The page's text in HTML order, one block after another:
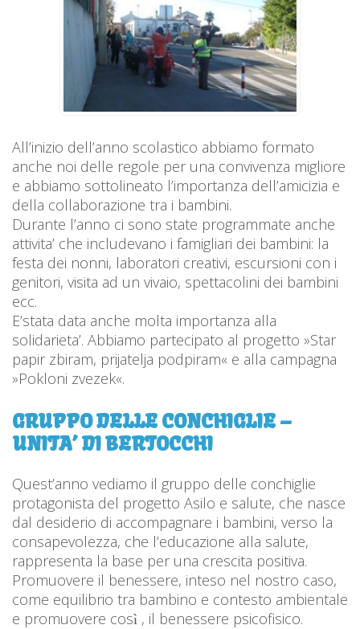
All’inizio dell’anno scolastico abbiamo formato
anche noi delle regole per una convivenza migliore
e abbiamo sottolineato l’importanza dell’amicizia e
della collaborazione tra i bambini.
Durante l’anno ci sono state programmate anche
attivita’ che includevano i famigliari dei bambini: la
festa dei nonni, laboratori creativi, escursioni con i
genitori, visita ad un vivaio, spettacolini dei bambini
ecc.
E’stata data anche molta importanza alla
solidarieta’. Abbiamo partecipato al progetto »Star
papir zbiram, prijatelja podpiram« e alla campagna
»Pokloni zvezek«.
GRUPPO DELLE CONCHIGLIE –
UNITA’ DI BERTOCCHI
Quest’anno vediamo il gruppo delle conchiglie
protagonista del progetto Asilo e salute, che nasce
dal desiderio di accompagnare i bambini, verso la
consapevolezza, che l’educazione alla salute,
rappresenta la base per una crescita positiva.
Promuovere il benessere, inteso nel nostro caso,
come equilibrio tra bambino e contesto ambientale
e promuovere così , il benessere psicofisico.